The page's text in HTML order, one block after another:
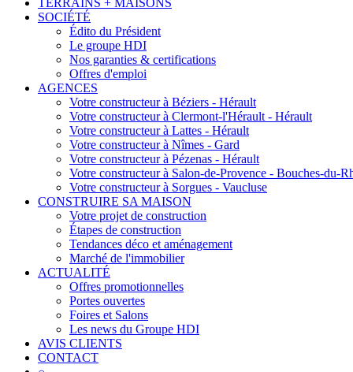
TERRAINS + MAISONS
SOCIÉTÉ
Édito du Président
Le groupe HDI
Nos garanties & certifications
Offres d'emploi
AGENCES
Votre constructeur à Béziers - Hérault
Votre constructeur à Clermont-l'Hérault - Hérault
Votre constructeur à Lattes - Hérault
Votre constructeur à Nîmes - Gard
Votre constructeur à Pézenas - Hérault
Votre constructeur à Salon-de-Provence - Bouches-du-
Votre constructeur à Sorgues - Vaucluse
CONSTRUIRE SA MAISON
Votre projet de construction
Étapes de construction
Tendances déco et aménagement
Marché de l'immobilier
ACTUALITÉ
Offres promotionnelles
Portes ouvertes
Foires et Salons
Les news du Groupe HDI
AVIS CLIENTS
CONTACT